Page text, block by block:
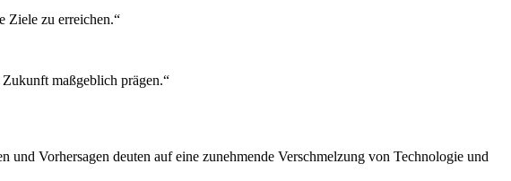
Ziele zu erreichen.“
maßgeblich prägen.“
Vorhersagen deuten auf eine zunehmende Verschmelzung von Technologie und